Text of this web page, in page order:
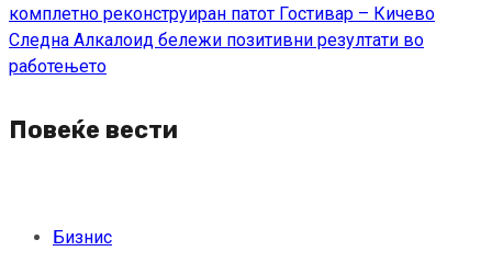
комплетно реконструиран патот Гостивар – Кичево
Следна Алкалоид бележи позитивни резултати во
работењето
Повеќе вести
Бизнис